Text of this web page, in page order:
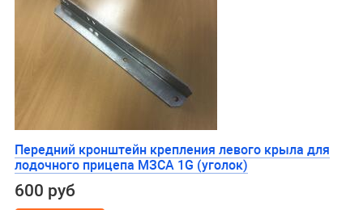
Передний кронштейн крепления левого крыла для
лодочного прицепа МЗСА 1G (уголок)
600 руб